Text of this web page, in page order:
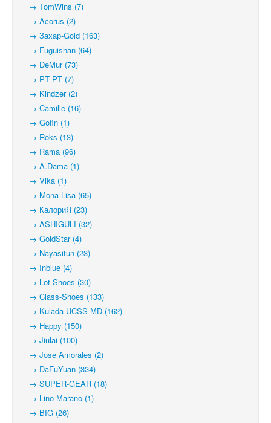
→ TomWins (7)
→ Acorus (2)
→ Захар-Gold (163)
→ Fuguishan (64)
→ DeMur (73)
→ PT PT (7)
→ Kindzer (2)
→ Camille (16)
→ Gofin (1)
→ Roks (13)
→ Rama (96)
→ A.Dama (1)
→ Vika (1)
→ Mona Lisa (65)
→ КалориЯ (23)
→ ASHIGULI (32)
→ GoldStar (4)
→ Nayasitun (23)
→ Inblue (4)
→ Lot Shoes (30)
→ Class-Shoes (133)
→ Kulada-UCSS-MD (162)
→ Happy (150)
→ Jiulai (100)
→ Jose Amorales (2)
→ DaFuYuan (334)
→ SUPER-GEAR (18)
→ Lino Marano (1)
→ BIG (26)